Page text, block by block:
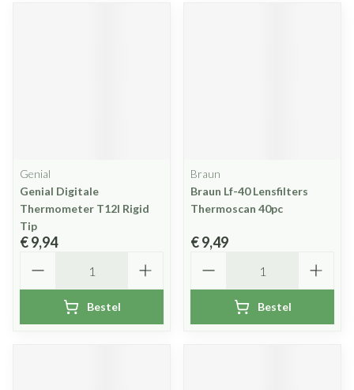
Genial
Genial Digitale
Thermometer T12l Rigid
Tip
€ 9,94
Bestel
Braun
Braun Lf-40 Lensfilters
Thermoscan 40pc
€ 9,49
Bestel